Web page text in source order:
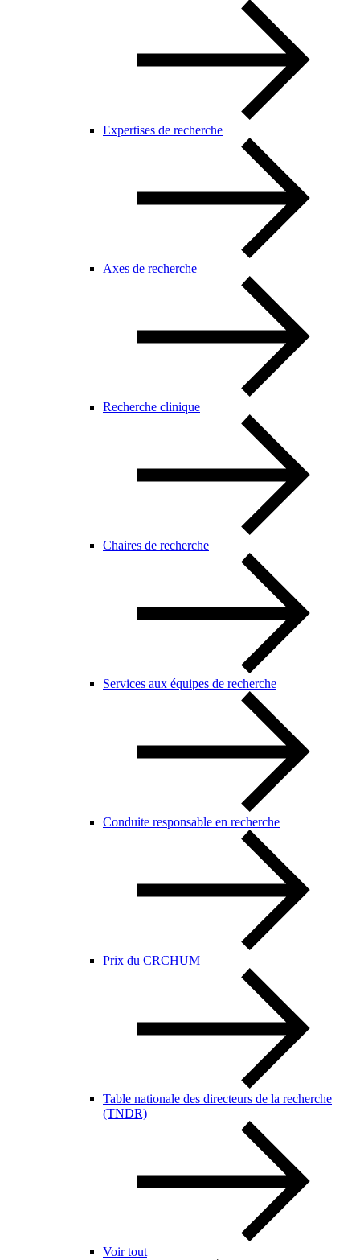
Expertises de recherche
Axes de recherche
Recherche clinique
Chaires de recherche
Services aux équipes de recherche
Conduite responsable en recherche
Prix du CRCHUM
Table nationale des directeurs de la recherche
(TNDR)
Voir tout